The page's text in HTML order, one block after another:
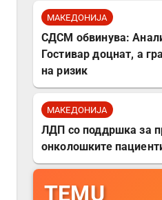
МАКЕДОНИЈА
СДСМ обвинува:
Гостивар доцнат, а
на ризик
МАКЕДОНИЈА
ЛДП со поддршка за
онколошките
TEMU